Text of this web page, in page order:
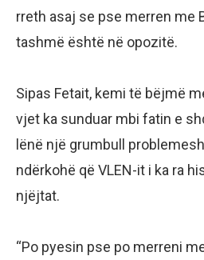
rreth asaj se pse merren me
tashmë është në opozitë.
Sipas Fetait, kemi të bëjmë
vjet ka sunduar mbi fatin e
lënë një grumbull
ndërkohë që VLEN-it i ka ra
njëjtat.
“Po pyesin pse po merreni